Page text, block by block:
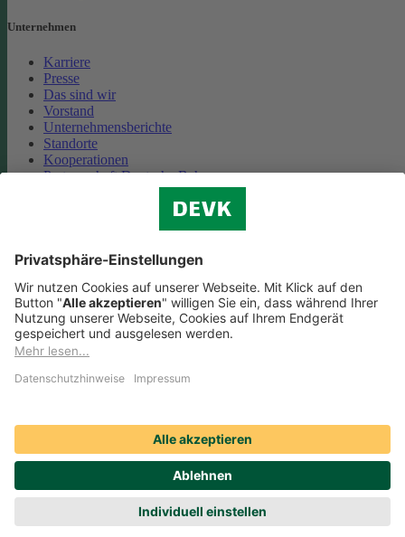
Unternehmen
Karriere
Presse
Das sind wir
Vorstand
Unternehmensberichte
Standorte
Kooperationen
Partnerschaft Deutsche Bahn
Cookie-Einstellungen
Datenschutz
Impressum
Streitbeilegung
Nutzungshinweise
Compliance
Social Media Icons sowie Verlinkungen, die mit
sind, führen auf externe Seiten. Die DEVK ist für die dortigen
Nutzungsbedingungen und Datenschutzbestimmungen nicht
verantwortlich. Mehr dazu erfahren Sie unter